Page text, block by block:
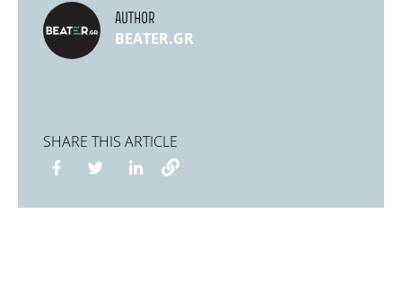
AUTHOR
BEATER.GR
SHARE THIS ARTICLE